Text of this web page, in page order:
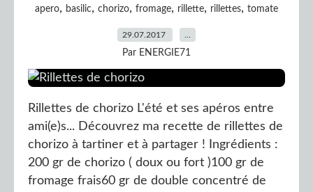
apero, basilic, chorizo, fromage, rillette, rillettes, tomate
29.07.2017
Par ENERGIE71
Rillettes de chorizo L'été et ses apéros entre
ami(e)s... Découvrez ma recette de rillettes de
chorizo à tartiner et à partager ! Ingrédients :
200 gr de chorizo ( doux ou fort )100 gr de
fromage frais60 gr de double concentré de